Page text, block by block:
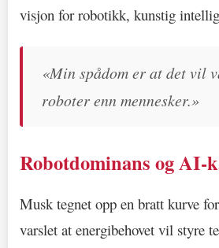
visjon for robotikk, kunstig
«Min spådom er at det vil
roboter enn mennesker.»
Robotdominans og AI-
Musk tegnet opp en bratt kurve
varslet at energibehovet vil styre